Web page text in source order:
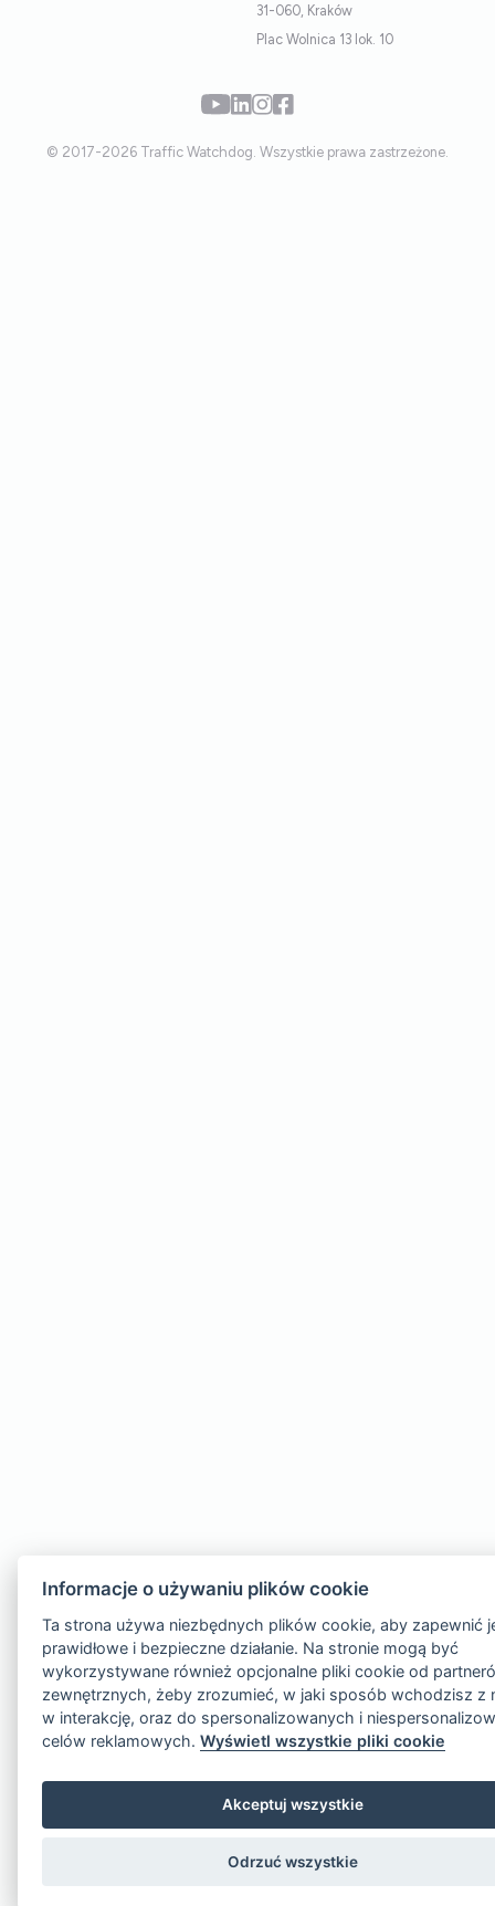
31-060, Kraków
Plac Wolnica 13 lok. 10
© 2017-2026 Traffic Watchdog. Wszystkie prawa zastrzeżone.
Informacje o używaniu plików cookie
Ta strona używa niezbędnych plików cookie, aby zapewnić
prawidłowe i bezpieczne działanie. Na stronie mogą być
wykorzystywane również opcjonalne pliki cookie od
zewnętrznych, żeby zrozumieć, w jaki sposób wchodzisz z
w interakcję, oraz do spersonalizowanych i
celów reklamowych.Wyświetl wszystkie pliki cookie
Akceptuj wszystkie
Odrzuć wszystkie